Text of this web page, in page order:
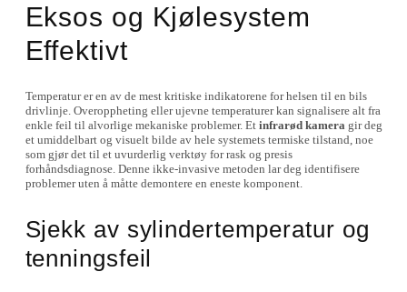
Eksos og Kjølesystem
Effektivt
Temperatur er en av de mest kritiske indikatorene for helsen til en bils
drivlinje. Overoppheting eller ujevne temperaturer kan signalisere alt fra
enkle feil til alvorlige mekaniske problemer. Et infrarød kameragir deg
et umiddelbart og visuelt bilde av hele systemets termiske tilstand, noe
som gjør det til et uvurderlig verktøy for rask og presis
forhåndsdiagnose. Denne ikke-invasive metoden lar deg identifisere
problemer uten å måtte demontere en eneste komponent.
Sjekk av sylindertemperatur og
tenningsfeil